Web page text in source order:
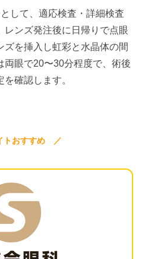
して、適応検査・詳細検査
レンズ発注後に日帰りで点眼
ズを挿入し虹彩と水晶体の間
両眼で20〜30分程度で、術後
確認します。
トおすすめ ／